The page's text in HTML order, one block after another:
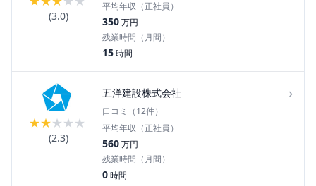
(3.0)
平均年収（正社員）
350万円
残業時間（月間）
15時間
★★★★★
(2.3)
五洋建設株式会社 ›
口コミ（12件）
平均年収（正社員）
560万円
残業時間（月間）
0時間